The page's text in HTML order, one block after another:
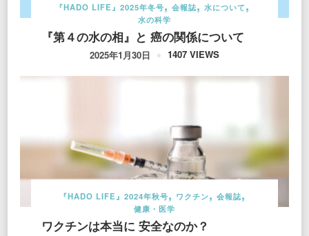
『HADO LIFE』2025年冬号 会報誌
水について
水の科学
『第４の水の相』と 癌の関係について
2025年1月30日 1407 VIEWS
『HADO LIFE』2024年秋号 ワクチン
会報誌
健康・医学
ワクチンは本当に 安全なのか？